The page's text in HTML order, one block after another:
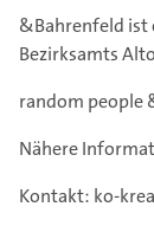
&Bahrenfeld ist
Bezirksamts
random people
Nähere
Kontakt: ko-